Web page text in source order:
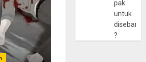
pak
untuk
?